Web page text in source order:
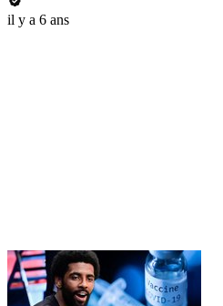
il y a 6 ans